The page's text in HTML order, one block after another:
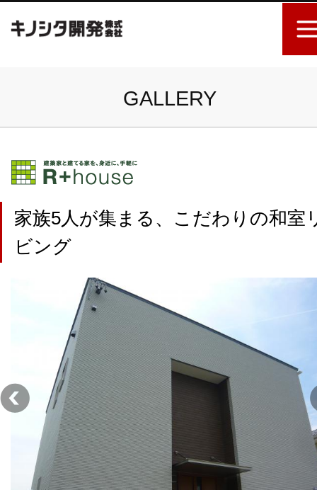
GALLERY
家族5人が集まる、こだわりの和室
ビング